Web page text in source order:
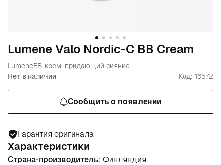
Lumene Valo Nordic-C BB Cream
LumeneBB-крем, придающий сияние
Нет в наличии
Код: 16572
Сообщить о появлении
Гарантия оригинала
Характеристики
Страна-производитель: Финляндия